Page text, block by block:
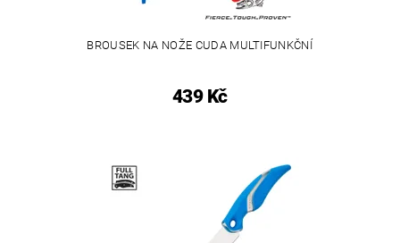
BROUSEK NA NOŽE CUDA MULTIFUNKČNÍ
439 Kč